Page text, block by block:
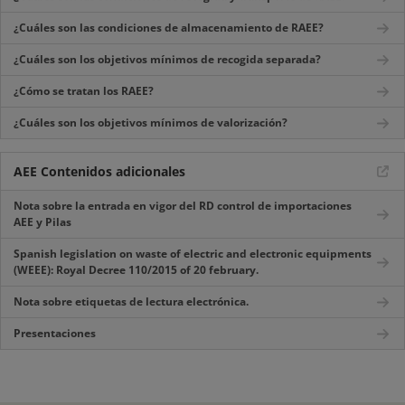
¿Cuáles son las condiciones de almacenamiento de RAEE?
¿Cuáles son los objetivos mínimos de recogida separada?
¿Cómo se tratan los RAEE?
¿Cuáles son los objetivos mínimos de valorización?
AEE Contenidos adicionales
Nota sobre la entrada en vigor del RD control de importaciones
AEE y Pilas
Spanish legislation on waste of electric and electronic equipments
(WEEE): Royal Decree 110/2015 of 20 february.
Nota sobre etiquetas de lectura electrónica.
Presentaciones